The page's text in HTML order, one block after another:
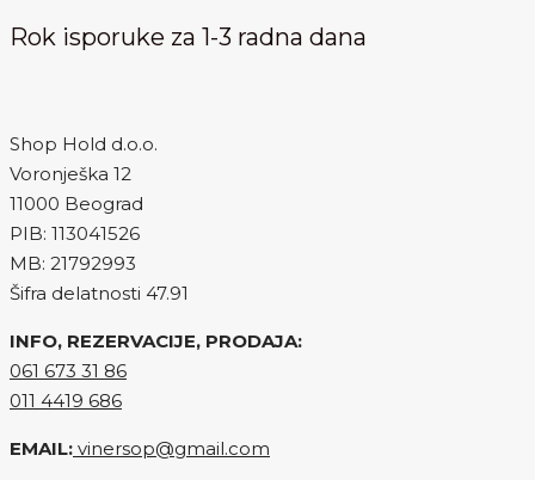
Rok isporuke za 1-3 radna dana
Shop Hold d.o.o.
Voronješka 12
11000 Beograd
PIB: 113041526
MB: 21792993
Šifra delatnosti 47.91
INFO, REZERVACIJE, PRODAJA:
061 673 31 86
011 4419 686
EMAIL: vinersop@gmail.com